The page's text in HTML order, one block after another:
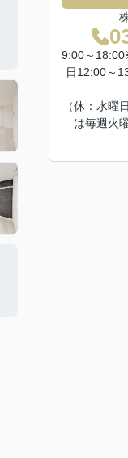
9:00～
日12:00～
（休：水曜
は毎週火